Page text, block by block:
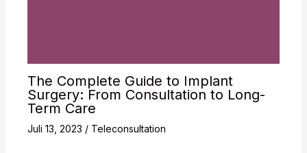
The Complete Guide to Implant
Surgery: From Consultation to Long-
Term Care
Juli 13, 2023 / Teleconsultation